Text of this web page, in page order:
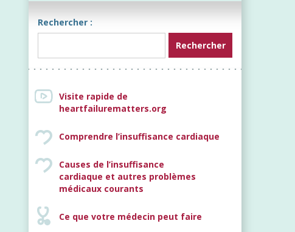
Rechercher :
Visite rapide de
heartfailurematters.org
Comprendre l’insuffisance cardiaque
Causes de l’insuffisance
cardiaque et autres problèmes
médicaux courants
Ce que votre médecin peut faire